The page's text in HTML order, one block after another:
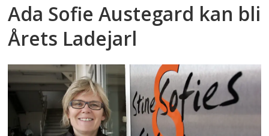
Ada Sofie Austegard kan bli
Årets Ladejarl